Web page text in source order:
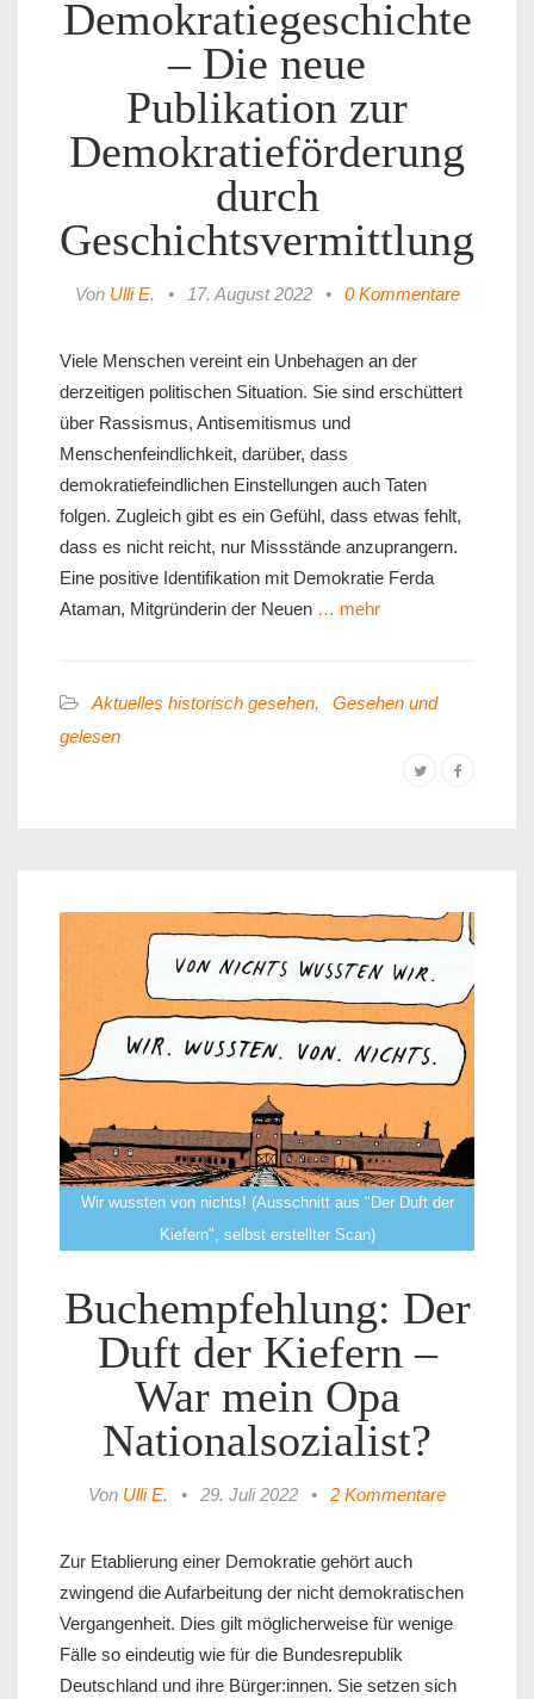
Demokratiegeschichte
– Die neue
Publikation zur
Demokratieförderung
durch
Geschichtsvermittlung
Von Ulli E. • 17. August 2022 • 0 Kommentare
Viele Menschen vereint ein Unbehagen an der
derzeitigen politischen Situation. Sie sind erschüttert
über Rassismus, Antisemitismus und
Menschenfeindlichkeit, darüber, dass
demokratiefeindlichen Einstellungen auch Taten
folgen. Zugleich gibt es ein Gefühl, dass etwas fehlt,
dass es nicht reicht, nur Missstände anzuprangern.
Eine positive Identifikation mit Demokratie Ferda
Ataman, Mitgründerin der Neuen … mehr
Aktuelles historisch gesehen,
Gesehen und
gelesen
Wir wussten von nichts! (Ausschnitt aus "Der Duft der
Kiefern", selbst erstellter Scan)
Buchempfehlung: Der
Duft der Kiefern –
War mein Opa
Nationalsozialist?
Von Ulli E. • 29. Juli 2022 • 2 Kommentare
Zur Etablierung einer Demokratie gehört auch
zwingend die Aufarbeitung der nicht demokratischen
Vergangenheit. Dies gilt möglicherweise für wenige
Fälle so eindeutig wie für die Bundesrepublik
Deutschland und ihre Bürger:innen. Sie setzen sich